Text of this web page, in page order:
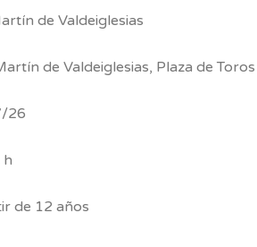
de Valdeiglesias
de Valdeiglesias, Plaza de Toros
26
h
de 12 años